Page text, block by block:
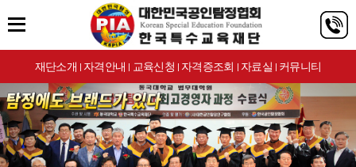
재단소개 | 자격안내 | 교육신청 | 자격증조회 | 자료실 | 커뮤니티